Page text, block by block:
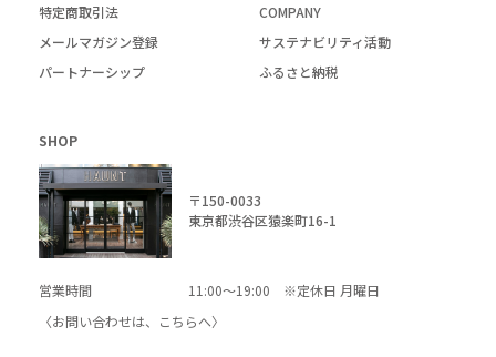
特定商取引法
COMPANY
メールマガジン登録
サステナビリティ活動
パートナーシップ
ふるさと納税
SHOP
〒150-0033
東京都渋谷区猿楽町16-1
営業時間
11:00～19:00 ※定休日 月曜日
〈お問い合わせは、
こちらへ〉